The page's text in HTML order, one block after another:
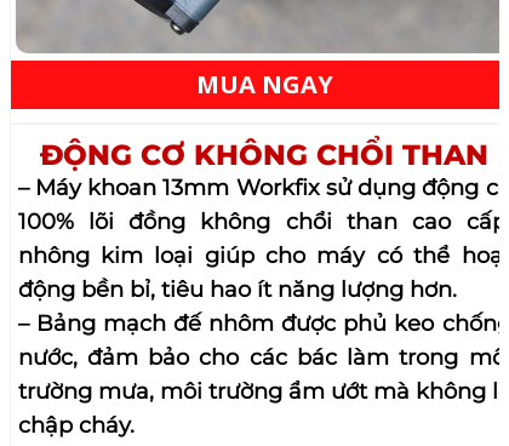
MUA NGAY
– Máy khoan 13mm Workfix sử dụng động cơ
100% lõi đồng không chổi than cao cấp,
nhông kim loại giúp cho máy có thể hoạt
động bền bỉ, tiêu hao ít năng lượng hơn.
– Bảng mạch đế nhôm được phủ keo chống
nước, đảm bảo cho các bác làm trong môi
trường mưa, môi trường ẩm ướt mà không lo
chập cháy.
ĐỘNG CƠ KHÔNG CHỔI THAN